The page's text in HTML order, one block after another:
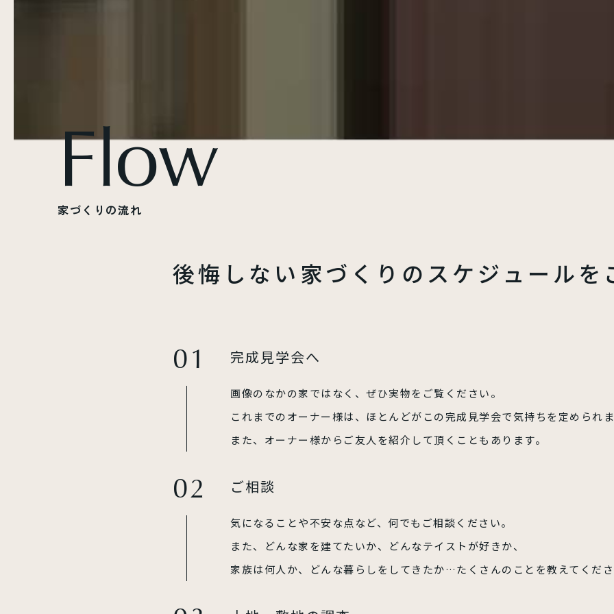
Flow
家づ く り の流れ
後悔しない家づくりの スケジュールを
完成見学会へ
画像のなかの家ではなく、ぜひ実物をご覧ください。
これまでのオーナー様は、ほとんどがこの完成見学会で気持ちを定められ
また、オーナー様からご友人を紹介して頂くこともあります。
ご相談
気になることや不安な点など、何でもご相談ください。
また、どんな家を建てたいか、どんなテイストが好きか、
家族は何人か、どんな暮らしをしてきたか…たくさんのことを教えてくだ